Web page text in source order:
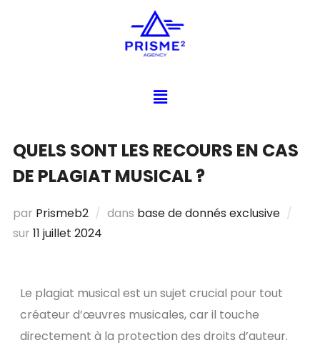
QUELS SONT LES RECOURS EN CAS
DE PLAGIAT MUSICAL ?
par Prismeb2 dans base de donnés exclusive
sur 11 juillet 2024
Le plagiat musical est un sujet crucial pour tout
créateur d’œuvres musicales, car il touche
directement à la protection des droits d’auteur.